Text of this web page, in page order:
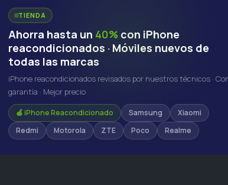
TIENDA
Ahorra hasta un 40% con iPhone
reacondicionados · Móviles nuevos de
todas las marcas
iPhone reacondicionados revisados por nuestros técnicos ·
garantía · Mejor precio
🍎 iPhone Reacondicionado Samsung
Xiaomi
Redmi
Motorola ZTE Poco Realme